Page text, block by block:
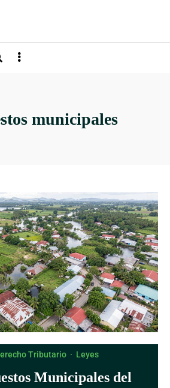
municipales
Tributario · Leyes
Municipales del